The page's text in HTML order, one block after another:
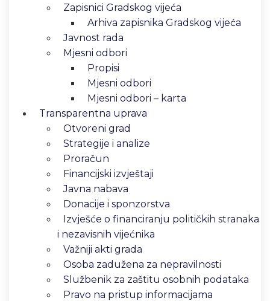
Zapisnici Gradskog vijeća
Arhiva zapisnika Gradskog vijeća
Javnost rada
Mjesni odbori
Propisi
Mjesni odbori
Mjesni odbori – karta
Transparentna uprava
Otvoreni grad
Strategije i analize
Proračun
Financijski izvještaji
Javna nabava
Donacije i sponzorstva
Izvješće o financiranju političkih stranaka
i nezavisnih vijećnika
Važniji akti grada
Osoba zadužena za nepravilnosti
Službenik za zaštitu osobnih podataka
Pravo na pristup informacijama